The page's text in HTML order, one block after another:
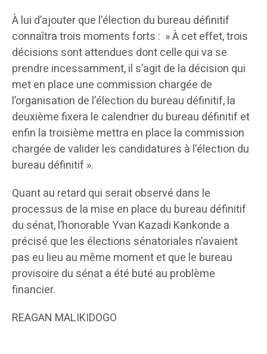
À lui d’ajouter que l’élection du bureau définitif
connaîtra trois moments forts : » À cet effet, trois
décisions sont attendues dont celle qui va se
prendre incessamment, il s’agit de la décision qui
met en place une commission chargée de
l’organisation de l’élection du bureau définitif, la
deuxième fixera le calendrier du bureau définitif et
enfin la troisième mettra en place la commission
chargée de valider les candidatures à l’élection du
bureau définitif ».
Quant au retard qui serait observé dans le
processus de la mise en place du bureau définitif
du sénat, l’honorable Yvan Kazadi Kankonde a
précisé que les élections sénatoriales n’avaient
pas eu lieu au même moment et que le bureau
provisoire du sénat a été buté au problème
financier.
REAGAN MALIKIDOGO